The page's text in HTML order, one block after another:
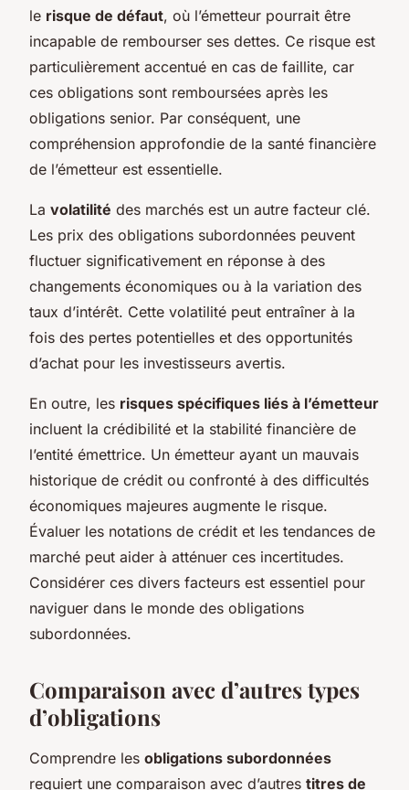
le risque de défaut, où l’émetteur pourrait être
incapable de rembourser ses dettes. Ce risque est
particulièrement accentué en cas de faillite, car
ces obligations sont remboursées après les
obligations senior. Par conséquent, une
compréhension approfondie de la santé financière
de l’émetteur est essentielle.
La volatilité des marchés est un autre facteur clé.
Les prix des obligations subordonnées peuvent
fluctuer significativement en réponse à des
changements économiques ou à la variation des
taux d’intérêt. Cette volatilité peut entraîner à la
fois des pertes potentielles et des opportunités
d’achat pour les investisseurs avertis.
En outre, les risques spécifiques liés à l’émetteur
incluent la crédibilité et la stabilité financière de
l’entité émettrice. Un émetteur ayant un mauvais
historique de crédit ou confronté à des difficultés
économiques majeures augmente le risque.
Évaluer les notations de crédit et les tendances de
marché peut aider à atténuer ces incertitudes.
Considérer ces divers facteurs est essentiel pour
naviguer dans le monde des obligations
subordonnées.
Comparaison avec d’autres types
d’obligations
Comprendre les obligations subordonnées
requiert une comparaison avec d’autres titres de